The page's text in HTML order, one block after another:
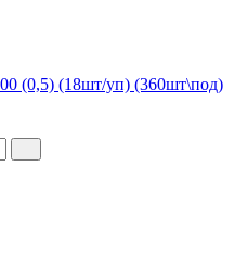
(0,5) (18шт/уп) (360шт\под)